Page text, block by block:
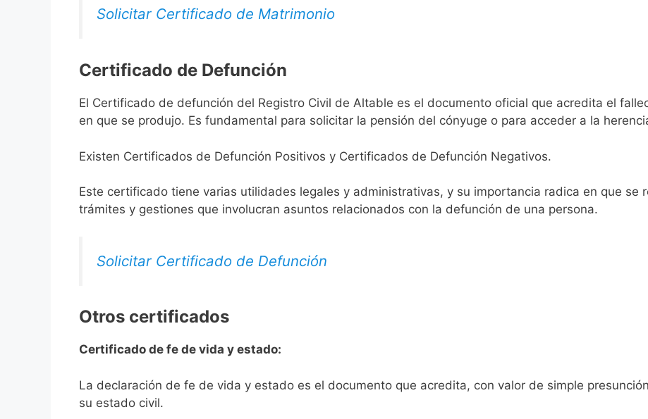
Solicitar Certificado de Matrimonio
Certificado de Defunción
El Certificado de defunción del Registro Civil de Altable es el documento oficial que acredita el
en que se produjo. Es fundamental para solicitar la pensión del cónyuge o para acceder a la
Existen Certificados de Defunción Positivos y Certificados de Defunción Negativos.
Este certificado tiene varias utilidades legales y administrativas, y su importancia radica en que se
trámites y gestiones que involucran asuntos relacionados con la defunción de una persona.
Solicitar Certificado de Defunción
Otros certificados
Certificado de fe de vida y estado:
La declaración de fe de vida y estado es el documento que acredita, con valor de simple
su estado civil.